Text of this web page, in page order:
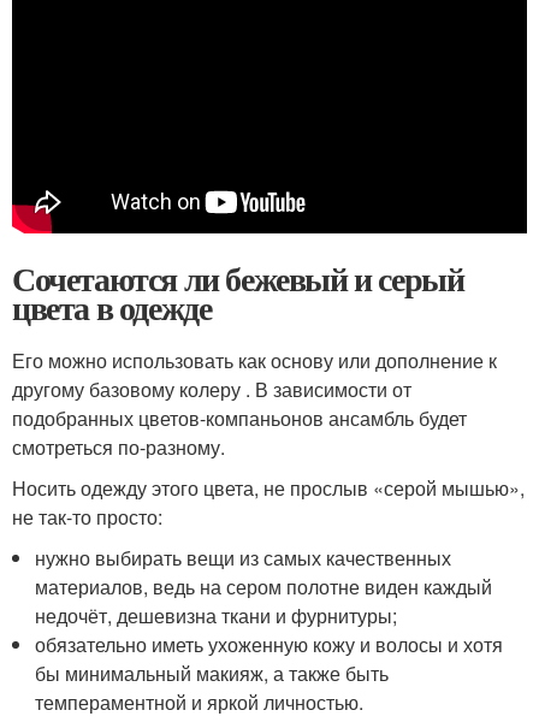
Сочетаются ли бежевый и серый
цвета в одежде
Его можно использовать как основу или дополнение к
другому базовому колеру . В зависимости от
подобранных цветов-компаньонов ансамбль будет
смотреться по-разному.
Носить одежду этого цвета, не прослыв «серой мышью»,
не так-то просто:
нужно выбирать вещи из самых качественных
материалов, ведь на сером полотне виден каждый
недочёт, дешевизна ткани и фурнитуры;
обязательно иметь ухоженную кожу и волосы и хотя
бы минимальный макияж, а также быть
темпераментной и яркой личностью.